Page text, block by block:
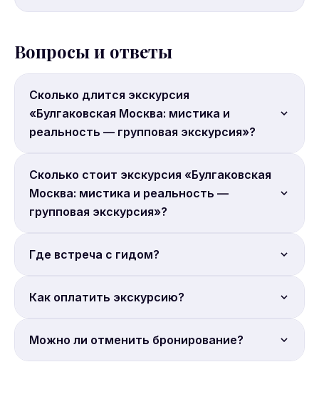
Вопросы и ответы
Сколько длится экскурсия
«Булгаковская Москва: мистика и
реальность — групповая экскурсия»?
Продолжительность: 2 часа.
Сколько стоит экскурсия «Булгаковская
Москва: мистика и реальность —
групповая экскурсия»?
Цена от 1 000 руб. с человека. Бронируйте онлайн.
Где встреча с гидом?
Место встречи: ст. м. Маяковская.
Как оплатить экскурсию?
Оплата гиду на месте. Бронирование на сайте
Можно ли отменить бронирование?